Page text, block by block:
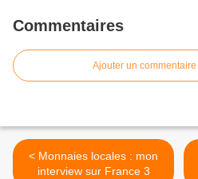
Commentaires
Ajouter un commentaire
< Monnaies locales : mon
interview sur France 3